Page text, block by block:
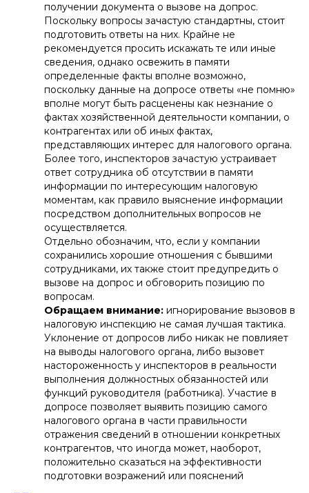
получении документа о вызове на допрос.
Поскольку вопросы зачастую стандартны, стоит
подготовить ответы на них. Крайне не
рекомендуется просить искажать те или иные
сведения, однако освежить в памяти
определенные факты вполне возможно,
поскольку данные на допросе ответы «не помню»
вполне могут быть расценены как незнание о
фактах хозяйственной деятельности компании, о
контрагентах или об иных фактах,
представляющих интерес для налогового органа.
Более того, инспекторов зачастую устраивает
ответ сотрудника об отсутствии в памяти
информации по интересующим налоговую
моментам, как правило выяснение информации
посредством дополнительных вопросов не
осуществляется.
Отдельно обозначим, что, если у компании
сохранились хорошие отношения с бывшими
сотрудниками, их также стоит предупредить о
вызове на допрос и обговорить позицию по
вопросам.
Обращаем внимание: игнорирование вызовов в
налоговую инспекцию не самая лучшая тактика.
Уклонение от допросов либо никак не повлияет
на выводы налогового органа, либо вызовет
настороженность у инспекторов в реальности
выполнения должностных обязанностей или
функций руководителя (работника). Участие в
допросе позволяет выявить позицию самого
налогового органа в части правильности
отражения сведений в отношении конкретных
контрагентов, что иногда может, наоборот,
положительно сказаться на эффективности
подготовки возражений или пояснений